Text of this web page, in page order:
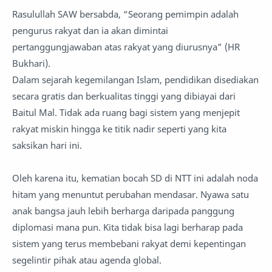
Rasulullah SAW bersabda, “Seorang pemimpin adalah
pengurus rakyat dan ia akan dimintai
pertanggungjawaban atas rakyat yang diurusnya” (HR
Bukhari).
Dalam sejarah kegemilangan Islam, pendidikan disediakan
secara gratis dan berkualitas tinggi yang dibiayai dari
Baitul Mal. Tidak ada ruang bagi sistem yang menjepit
rakyat miskin hingga ke titik nadir seperti yang kita
saksikan hari ini.
Oleh karena itu, kematian bocah SD di NTT ini adalah noda
hitam yang menuntut perubahan mendasar. Nyawa satu
anak bangsa jauh lebih berharga daripada panggung
diplomasi mana pun. Kita tidak bisa lagi berharap pada
sistem yang terus membebani rakyat demi kepentingan
segelintir pihak atau agenda global.